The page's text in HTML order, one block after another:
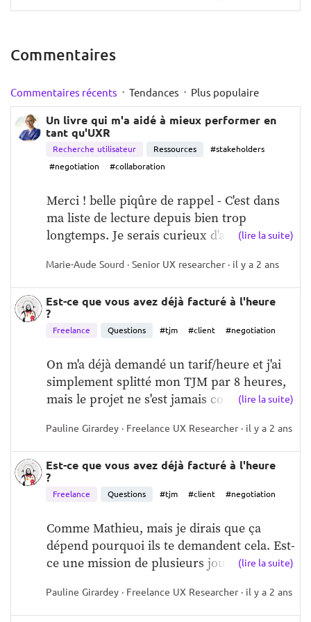
mesure de changer de perspective. Rétablir
pour permettre le dialogue. Il peut être
utile de commencer tout argumentaire par
inconditionnel.
au final, nous avons toujours un objectif
commun, ne serait-ce que le succès du
projet. En cas de désaccord majeur, il peut
être utile de partir d'un point commun puis
qui mènent à notre conclusion. Dans la
même donne, demander à son stakeholder
de présenter ses arguments et son schéma
en somme, faire son travail de recherche
pour établir le modèle mental de son
interlocuteur(ice).   En somme, ce livre
regorge de techniques, qui souvent
acquises (empathie, start with why, state the
path...) mais qui ne nous semblent pas
toujours super évidentes dans ce type de
situations à risque. Il a trouvé une place de
choix sur ma bibliothèque et peut aussi
argumenter un budget, négocier, ou même
refuser un projet sans fermer la porte à
une éventuelle collaboration future.
Commentaires
Commentaires récents · Tendances · Plus populaire
Un livre qui m'a aidé à mieux performer en
tant qu'UXR
Recherche utilisateur Ressources
#stakeholders
#negotiation
#collaboration
Merci ! belle piqûre de rappel - C'est dans
ma liste de lecture depuis bien trop
longtemps. Je serais curieux d'avoir...(lire la suite)
Marie-Aude Sourd · Senior UX researcher · il y a 2 ans
Est-ce que vous avez déjà facturé à l'heure
?
Freelance Questions #tjm #client #negotiation
On m'a déjà demandé un tarif/heure et j'ai
simplement splitté mon TJM par 8 heures,
mais le projet ne s'est jamais co...
(lire la suite)
Pauline Girardey · Freelance UX Researcher · il y a 2 ans
Est-ce que vous avez déjà facturé à l'heure
?
Freelance Questions #tjm #client #negotiation
Comme Mathieu, mais je dirais que ça
dépend pourquoi ils te demandent cela. Est-
ce une mission de plusieurs jour...(lire la suite)
Pauline Girardey · Freelance UX Researcher · il y a 2 ans